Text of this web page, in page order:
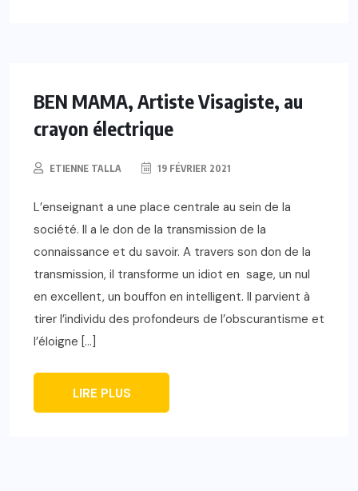
BEN MAMA, Artiste Visagiste, au
crayon électrique
ETIENNE TALLA 19 FÉVRIER 2021
L’enseignant a une place centrale au sein de la
société. Il a le don de la transmission de la
connaissance et du savoir. A travers son don de la
transmission, il transforme un idiot en sage, un nul
en excellent, un bouffon en intelligent. Il parvient à
tirer l’individu des profondeurs de l’obscurantisme et
l’éloigne […]
LIRE PLUS